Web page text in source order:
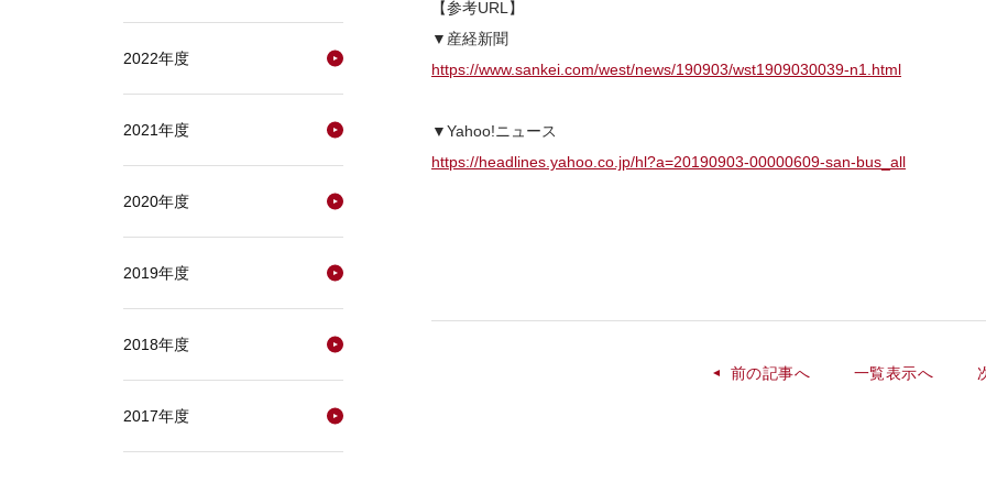
【参考URL】
▼産経新聞
https://www.sankei.com/west/news/190903/wst1909030039-n1.html
▼Yahoo!ニュース
https://headlines.yahoo.co.jp/hl?a=20190903-00000609-san-bus_all
前の記事へ 一覧表示へ
2022年度
2021年度
2020年度
2019年度
2018年度
2017年度